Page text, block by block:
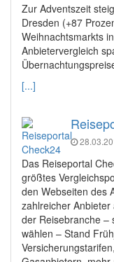
Zur Adventszeit
Dresden (+87
Weihnachtsmarkts
Anbietervergleich
[...]
Das Reiseportal
größtes
den Webseiten des
zahlreicher
der Reisebranche –
wählen – Stand